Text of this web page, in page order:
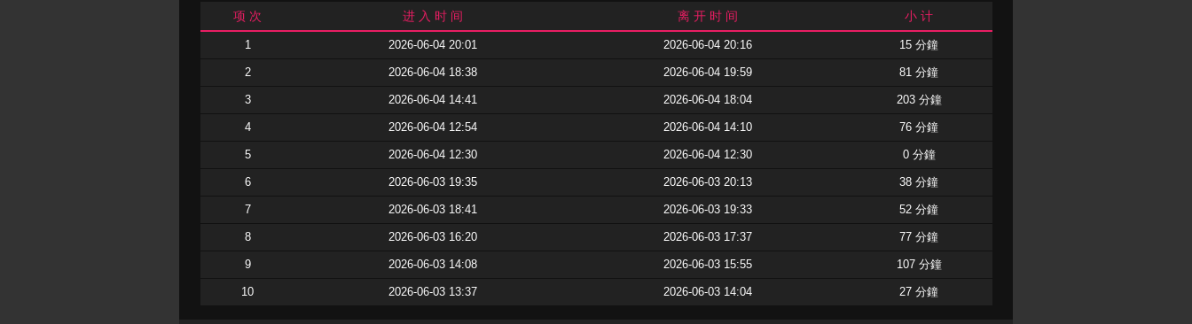
项 次 进 入 时 间 离 开 时 间 小 计
1 2026-06-04 20:01 2026-06-04 20:16 15 分鐘
2 2026-06-04 18:38 2026-06-04 19:59 81 分鐘
3 2026-06-04 14:41 2026-06-04 18:04 203 分鐘
4 2026-06-04 12:54 2026-06-04 14:10 76 分鐘
5 2026-06-04 12:30 2026-06-04 12:30 0 分鐘
6 2026-06-03 19:35 2026-06-03 20:13 38 分鐘
7 2026-06-03 18:41 2026-06-03 19:33 52 分鐘
8 2026-06-03 16:20 2026-06-03 17:37 77 分鐘
9 2026-06-03 14:08 2026-06-03 15:55 107 分鐘
10 2026-06-03 13:37 2026-06-03 14:04 27 分鐘